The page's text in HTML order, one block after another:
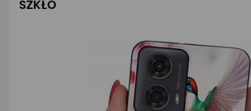
Foto i kamery
SZKŁO